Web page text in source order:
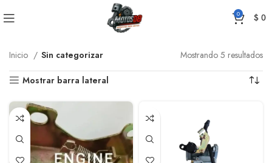
0 $0
Inicio Sin categorizar Mostrando 5 resultados
Mostrar barra lateral